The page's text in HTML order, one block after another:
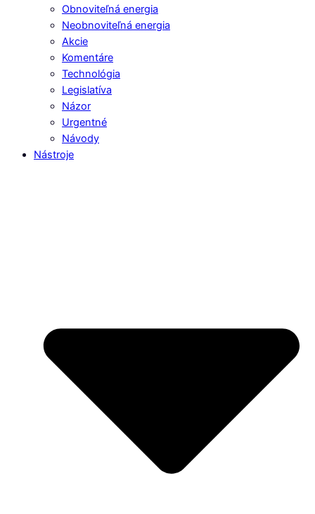
Obnoviteľná energia
Neobnoviteľná energia
Akcie
Komentáre
Technológia
Legislatíva
Názor
Urgentné
Návody
Nástroje